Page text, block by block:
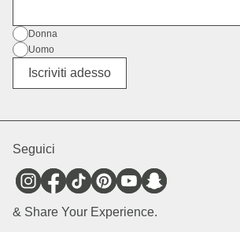
Genere
Donna
Uomo
Altro
Iscriviti adesso
Seguici
& Share Your Experience.